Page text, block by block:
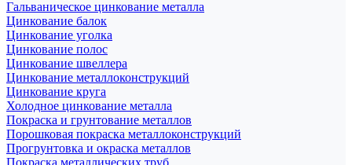
Гальваническое цинкование металла
Цинкование балок
Цинкование уголка
Цинкование полос
Цинкование швеллера
Цинкование металлоконструкций
Цинкование круга
Холодное цинкование металла
Покраска и грунтование металлов
Порошковая покраска металлоконструкций
Прогрунтовка и окраска металлов
Покраска металлических труб